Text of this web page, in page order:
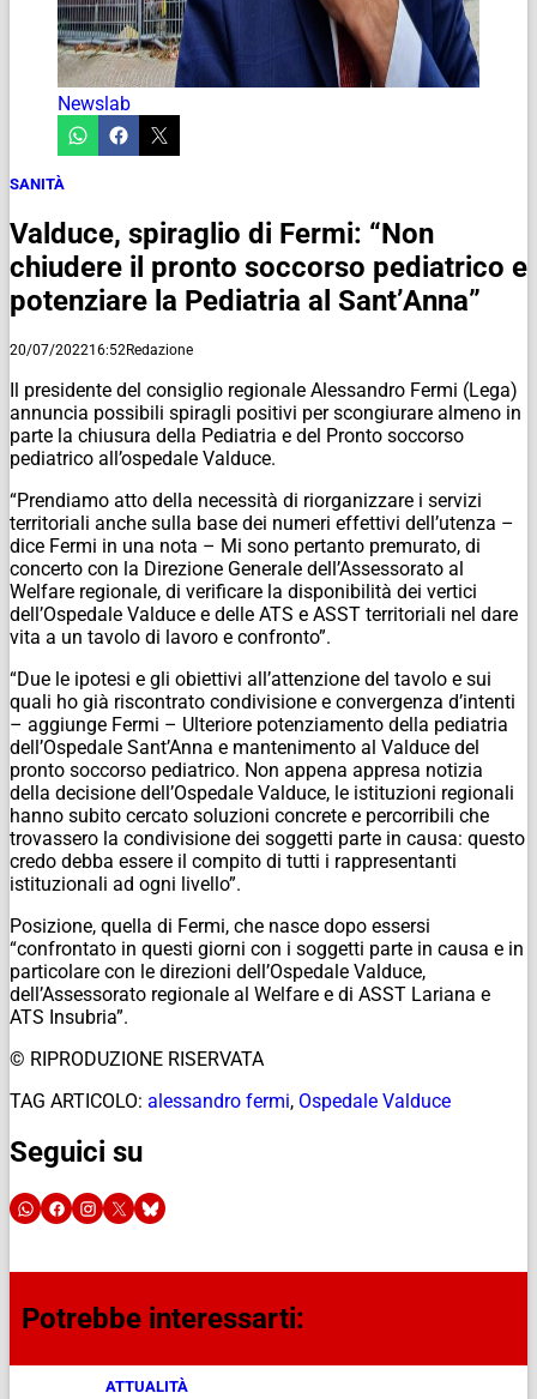
Newslab
SANITÀ
Valduce, spiraglio di Fermi: “Non
chiudere il pronto soccorso pediatrico e
potenziare la Pediatria al Sant’Anna”
20/07/202216:52Redazione
Il presidente del consiglio regionale Alessandro Fermi (Lega)
annuncia possibili spiragli positivi per scongiurare almeno in
parte la chiusura della Pediatria e del Pronto soccorso
pediatrico all’ospedale Valduce.
“Prendiamo atto della necessità di riorganizzare i servizi
territoriali anche sulla base dei numeri effettivi dell’utenza –
dice Fermi in una nota – Mi sono pertanto premurato, di
concerto con la Direzione Generale dell’Assessorato al
Welfare regionale, di verificare la disponibilità dei vertici
dell’Ospedale Valduce e delle ATS e ASST territoriali nel dare
vita a un tavolo di lavoro e confronto”.
“Due le ipotesi e gli obiettivi all’attenzione del tavolo e sui
quali ho già riscontrato condivisione e convergenza d’intenti
– aggiunge Fermi – Ulteriore potenziamento della pediatria
dell’Ospedale Sant’Anna e mantenimento al Valduce del
pronto soccorso pediatrico. Non appena appresa notizia
della decisione dell’Ospedale Valduce, le istituzioni regionali
hanno subito cercato soluzioni concrete e percorribili che
trovassero la condivisione dei soggetti parte in causa: questo
credo debba essere il compito di tutti i rappresentanti
istituzionali ad ogni livello”.
Posizione, quella di Fermi, che nasce dopo essersi
“confrontato in questi giorni con i soggetti parte in causa e in
particolare con le direzioni dell’Ospedale Valduce,
dell’Assessorato regionale al Welfare e di ASST Lariana e
ATS Insubria”.
© RIPRODUZIONE RISERVATA
TAG ARTICOLO: alessandro fermi, Ospedale Valduce
Seguici su
Potrebbe interessarti:
ATTUALITÀ